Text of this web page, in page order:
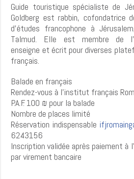
Guide touristique spécialiste de
Goldberg est rabbin, cofondatrice
d'études francophone à
Talmud. Elle est membre de
enseigne et écrit pour diverses
français.
Balade en français
Rendez-vous à l’institut français
P.A.F. 100 ₪ pour la balade
Nombre de places limité
Réservation indispensable
6243156
Inscription validée après paiement à
par virement bancaire